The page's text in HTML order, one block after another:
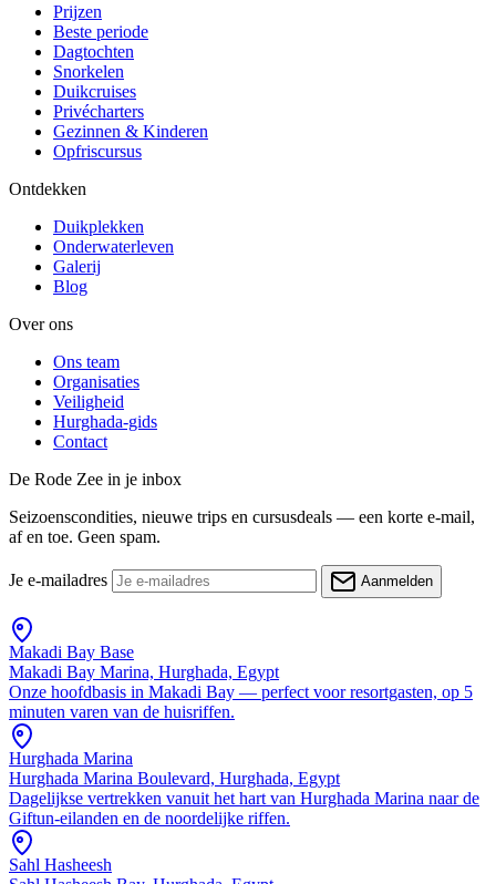
Prijzen
Beste periode
Dagtochten
Snorkelen
Duikcruises
Privécharters
Gezinnen & Kinderen
Opfriscursus
Ontdekken
Duikplekken
Onderwaterleven
Galerij
Blog
Over ons
Ons team
Organisaties
Veiligheid
Hurghada-gids
Contact
De Rode Zee in je inbox
Seizoenscondities, nieuwe trips en cursusdeals — een korte e-mail,
af en toe. Geen spam.
Je e-mailadres Aanmelden
Makadi Bay Base
Makadi Bay Marina, Hurghada, Egypt
Onze hoofdbasis in Makadi Bay — perfect voor resortgasten, op 5
minuten varen van de huisriffen.
Hurghada Marina
Hurghada Marina Boulevard, Hurghada, Egypt
Dagelijkse vertrekken vanuit het hart van Hurghada Marina naar de
Giftun-eilanden en de noordelijke riffen.
Sahl Hasheesh